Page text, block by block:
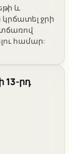
և
ջրի
համար:
13-րդ